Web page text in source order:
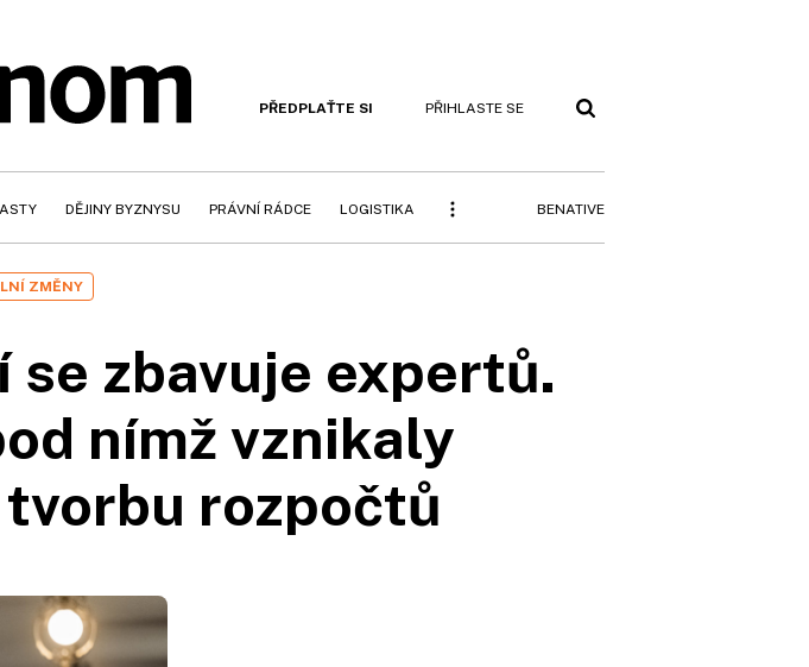
PŘEDPLAŤTE SI PŘIHLASTE SE
DĚJINY BYZNYSU PRÁVNÍ RÁDCE LOGISTIKA BENATIVE
ZMĚNY
zbavuje expertů.
nímž vznikaly
rozpočtů